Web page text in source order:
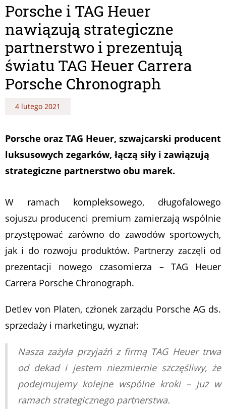
Porsche i TAG Heuer
nawiązują strategiczne
partnerstwo i prezentują
światu TAG Heuer Carrera
Porsche Chronograph
4 lutego 2021
Porsche oraz TAG Heuer, szwajcarski producent
luksusowych zegarków, łączą siły i zawiązują
strategiczne partnerstwo obu marek.
W ramach kompleksowego, długofalowego
sojuszu producenci premium zamierzają wspólnie
przystępować zarówno do zawodów sportowych,
jak i do rozwoju produktów. Partnerzy zaczęli od
prezentacji nowego czasomierza – TAG Heuer
Carrera Porsche Chronograph.
Detlev von Platen, członek zarządu Porsche AG ds.
sprzedaży i marketingu, wyznał:
Nasza zażyła przyjaźń z firmą TAG Heuer trwa
od dekad i jestem niezmiernie szczęśliwy, że
podejmujemy kolejne wspólne kroki – już w
ramach strategicznego partnerstwa.